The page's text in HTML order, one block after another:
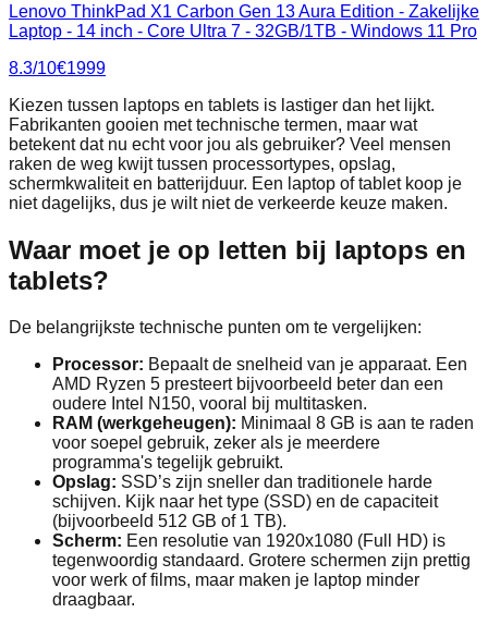
Lenovo ThinkPad X1 Carbon Gen 13 Aura Edition - Zakelijke
Laptop - 14 inch - Core Ultra 7 - 32GB/1TB - Windows 11 Pro
8.3/10€1999
Kiezen tussen laptops en tablets is lastiger dan het lijkt.
Fabrikanten gooien met technische termen, maar wat
betekent dat nu echt voor jou als gebruiker? Veel mensen
raken de weg kwijt tussen processortypes, opslag,
schermkwaliteit en batterijduur. Een laptop of tablet koop je
niet dagelijks, dus je wilt niet de verkeerde keuze maken.
Waar moet je op letten bij laptops en
tablets?
De belangrijkste technische punten om te vergelijken:
Processor: Bepaalt de snelheid van je apparaat. Een
AMD Ryzen 5 presteert bijvoorbeeld beter dan een
oudere Intel N150, vooral bij multitasken.
RAM (werkgeheugen): Minimaal 8 GB is aan te raden
voor soepel gebruik, zeker als je meerdere
programma's tegelijk gebruikt.
Opslag: SSD’s zijn sneller dan traditionele harde
schijven. Kijk naar het type (SSD) en de capaciteit
(bijvoorbeeld 512 GB of 1 TB).
Scherm: Een resolutie van 1920x1080 (Full HD) is
tegenwoordig standaard. Grotere schermen zijn prettig
voor werk of films, maar maken je laptop minder
draagbaar.